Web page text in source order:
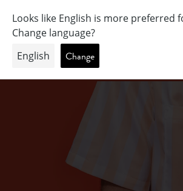
COLLECTION SOLAIRE